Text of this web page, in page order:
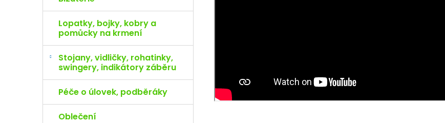
Lopatky, bojky, kobry a
pomůcky na krmení
Stojany, vidličky, rohatinky,
swingery, indikátory záběru
Péče o úlovek, podběráky
Oblečení